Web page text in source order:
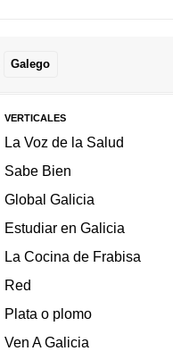
Galego
VERTICALES
La Voz de la Salud
Sabe Bien
Global Galicia
Estudiar en Galicia
La Cocina de Frabisa
Red
Plata o plomo
Ven A Galicia